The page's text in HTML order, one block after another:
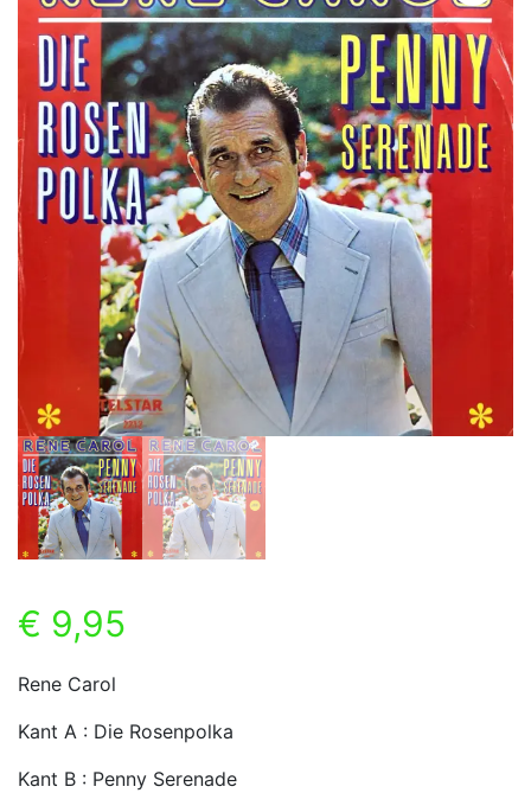
€ 9,95
Rene Carol
Kant A : Die Rosenpolka
Kant B : Penny Serenade